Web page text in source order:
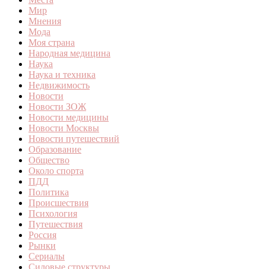
Мир
Мнения
Мода
Моя страна
Народная медицина
Наука
Наука и техника
Недвижимость
Новости
Новости ЗОЖ
Новости медицины
Новости Москвы
Новости путешествий
Образование
Общество
Около спорта
ПДД
Политика
Происшествия
Психология
Путешествия
Россия
Рынки
Сериалы
Силовые структуры